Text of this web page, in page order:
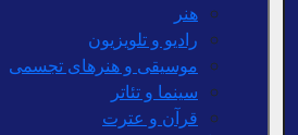
هنر
رادیو و تلویزیون
موسیقی و هنرهای تجسمی
سینما و تئاتر
قرآن و عترت